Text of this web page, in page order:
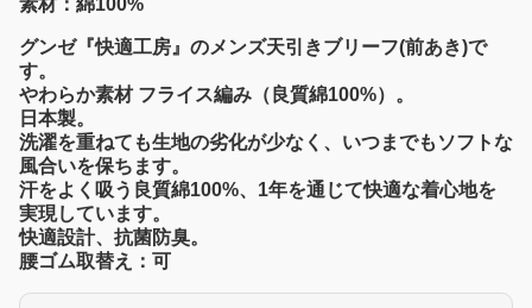
グンゼ『快適工房』のメンズ天引きブリーフ(前あき)で
す。
やわらか素材 フライス編み（良質綿100%）。
日本製。
洗濯を重ねても生地の劣化が少なく、いつまでもソフトな
風合いを保ちます。
汗をよく吸う良質綿100%、1年を通じて快適な着心地を
実現しています。
快適設計、抗菌防臭。
腰ゴム取替え：可